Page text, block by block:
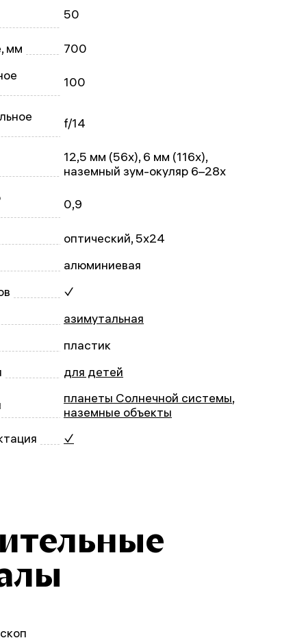
50
мм
700
100
f/14
12,5 мм (56х), 6 мм (116x),
наземный зум-окуляр 6–28x
0,9
оптический, 5x24
алюминиевая
✓
азимутальная
пластик
для детей
планеты Солнечной системы,
наземные объекты
✓